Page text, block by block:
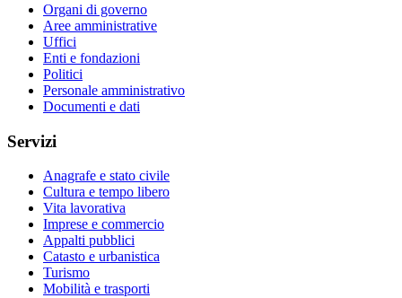
Organi di governo
Aree amministrative
Uffici
Enti e fondazioni
Politici
Personale amministrativo
Documenti e dati
Servizi
Anagrafe e stato civile
Cultura e tempo libero
Vita lavorativa
Imprese e commercio
Appalti pubblici
Catasto e urbanistica
Turismo
Mobilità e trasporti